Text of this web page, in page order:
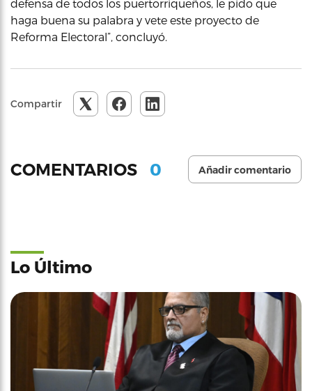
defensa de todos los puertorriqueños, le pido que
haga buena su palabra y vete este proyecto de
Reforma Electoral”, concluyó.
Compartir
COMENTARIOS 0 Añadir comentario
Lo Último